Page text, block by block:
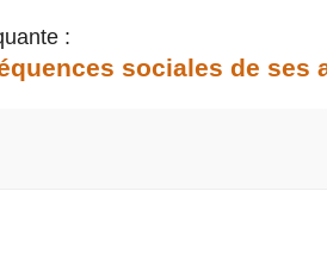
:
sociales de ses